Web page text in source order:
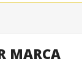
MARCA